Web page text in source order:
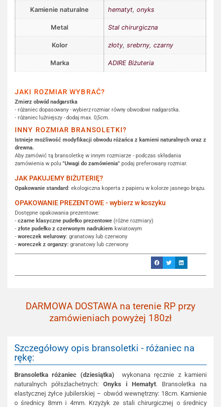
Kamienie naturalne hematyt, onyks
Metal Stal chirurgiczna
Kolor złoty, srebrny, czarny
Marka ADIRE Biżuteria
JAKI ROZMIAR WYBRAĆ?
Zmierz obwód nadgarstka
- różaniec dopasowany - wybierz rozmiar równy obwodowi nadgarstka.
- różaniec luźniejszy - dodaj max. 0,5cm.
INNY ROZMIAR BRANSOLETKI?
Istnieje możliwość modyfikacji obwodu różańca z kamieni naturalnych oraz z
drewna.
Aby zamówić tą bransoletkę w innym rozmiarze - podczas składania
zamówienia w polu "Uwagi do zamówienia" podaj preferowany rozmiar.
JAK PAKUJEMY BIŻUTERIĘ?
Opakowanie standard: ekologiczna koperta z papieru w kolorze jasnego brązu.
OPAKOWANIE PREZENTOWE - wybierz w koszyku
Dostępne opakowania prezentowe:
- czarne klasyczne pudełko prezentowe (różne rozmiary)
- złote pudełko z czerwonym nadrukiem kwiatowym
- woreczek welurowy: granatowy lub czerwony
- woreczek z organzy: granatowy lub czerwony
DARMOWA DOSTAWA na terenie RP przy
zamówieniach powyżej 180zł
Szczegółowy opis bransoletki - różaniec na
rękę:
Bransoletka różaniec (dziesiątka) wykonana ręcznie z kamieni
naturalnych półszlachetnych: Onyks i Hematyt. Bransoletka na
elastycznej żyłce jubilerskiej – obwód wewnętrzny: 18cm. Kamienie
o średnicy 8mm i 4mm. Krzyżyk ze stali chirurgicznej o średnicy